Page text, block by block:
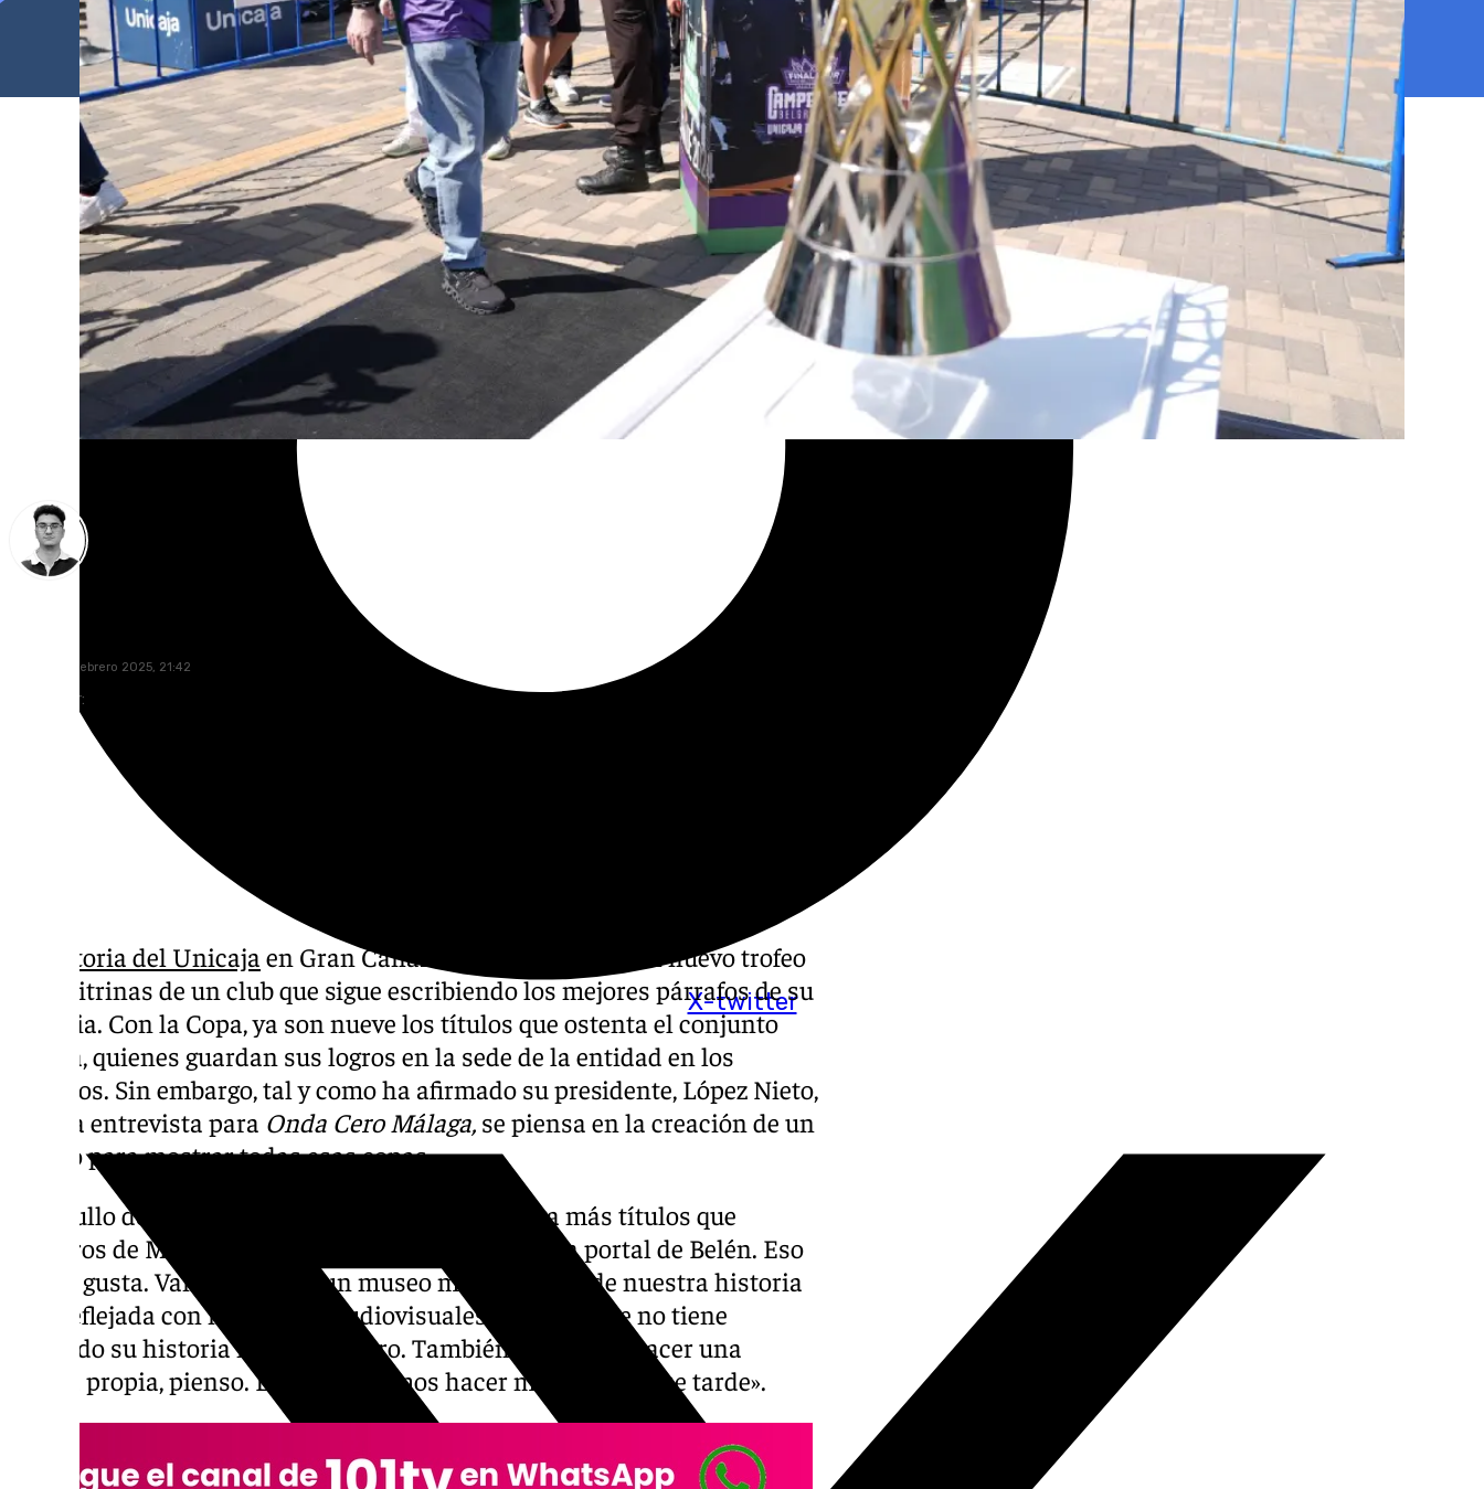
X-twitter
martes, 18 febrero 2025, 21:42
Compartir:
victoria del Unicaja en Gran Canaria significó sumar un nuevo trofeo
a las vitrinas de un club que sigue escribiendo los mejores párrafos de su
historia. Con la Copa, ya son nueve los títulos que ostenta el conjunto
cajista, quienes guardan sus logros en la sede de la entidad en los
Guindos. Sin embargo, tal y como ha afirmado su presidente, López Nieto,
en una entrevista para Onda Cero Málaga, se piensa en la creación de un
museo para mostrar todas esas copas.
El orgullo del presidente: «No hay nadie que tenga más títulos que
nosotros de Madrid para abajo, y los tenemos en un portal de Belén. Eso
no me gusta. Vamos a hacer un museo moderno, donde nuestra historia
esté reflejada con momentos audiovisuales. Un club que no tiene
reflejado su historia no tiene futuro. También queremos hacer una
tienda propia, pienso. Lo intentaremos hacer más pronto que tarde».